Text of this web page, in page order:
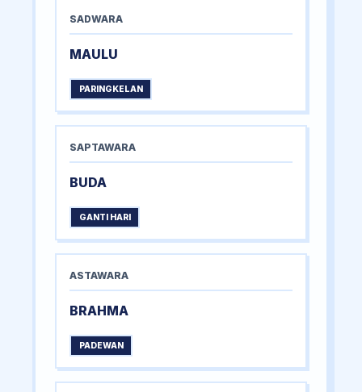
SADWARA
MAULU
PARINGKELAN
SAPTAWARA
BUDA
GANTI HARI
ASTAWARA
BRAHMA
PADEWAN